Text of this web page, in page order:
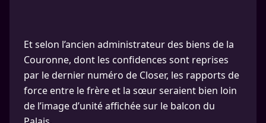
Et selon l’ancien administrateur des biens de la
Couronne, dont les confidences sont reprises
par le dernier numéro de Closer, les rapports de
force entre le frère et la sœur seraient bien loin
de l’image d’unité affichée sur le balcon du